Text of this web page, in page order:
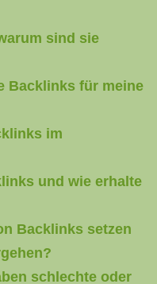
sind sie
Backlinks für meine
im
und wie erhalte
Backlinks setzen
schlechte oder